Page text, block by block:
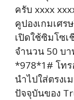
ครับ xxxx
คูปองเกมเศร
เปิดใช้ซิมโซเ
จำนวน 50 บ
*978*1# โทร
นำไปใส่ตรง
ปัจจุบันของ